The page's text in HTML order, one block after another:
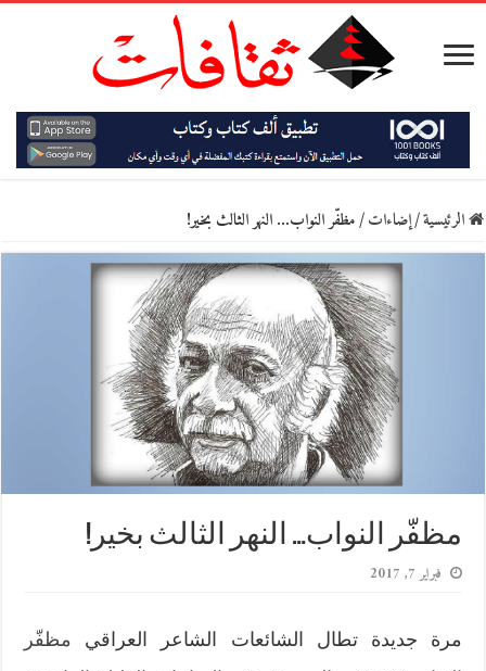
الرئيسية/إضاءات/مظفّر النواب… النهر الثالث بخير!
مظفّر النواب… النهر الثالث بخير!
فبراير 7, 2017
مرة جديدة تطال الشائعات الشاعر العراقي مظفّر